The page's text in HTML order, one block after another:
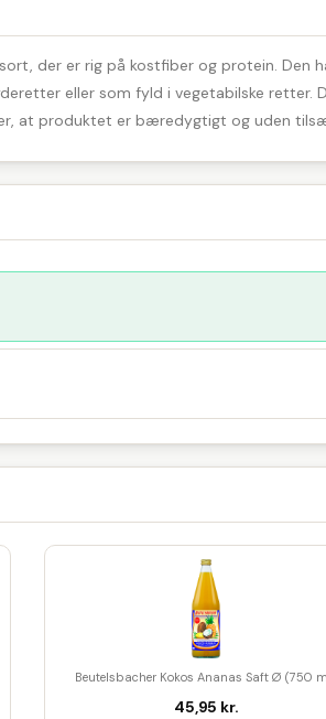
der er rig på kostfiber og protein.
eller som fyld i vegetabilske
at produktet er bæredygtigt og uden
Beutelsbacher Kokos Ananas Saft Ø (750
45,95 kr.